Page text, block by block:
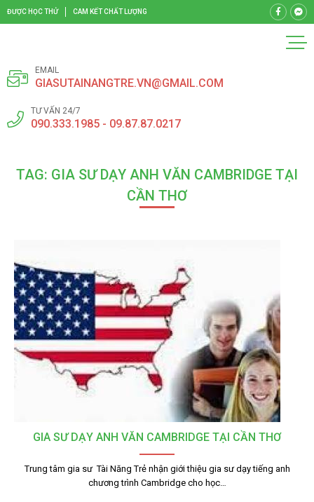
ĐƯỢC HỌC THỬ CAM KẾT CHẤT LƯỢNG
EMAIL
GIASUTAINANGTRE.VN@GMAIL.COM
TƯ VẤN 24/7
090.333.1985 - 09.87.87.0217
TAG: GIA SƯ DẠY ANH VĂN CAMBRIDGE TẠI
CẦN THƠ
GIA SƯ DẠY ANH VĂN CAMBRIDGE TẠI CẦN THƠ
Trung tâm gia sư Tài Năng Trẻ nhận giới thiệu gia sư dạy tiếng anh
chương trình Cambridge cho học…